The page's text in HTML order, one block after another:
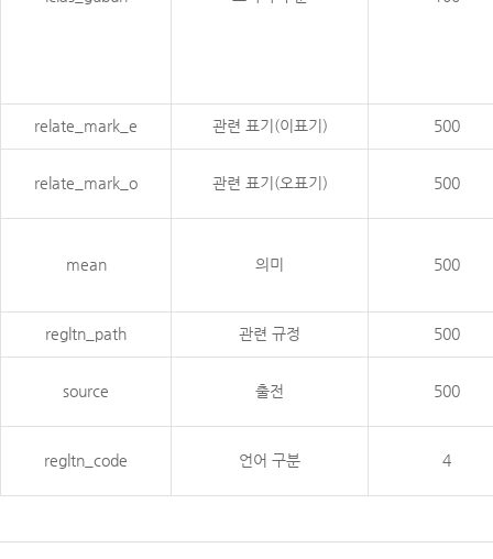
relate_mark_e 관련 표기(이표기) 500
relate_mark_o 관련 표기(오표기) 500
mean 의미 500
regltn_path 관련 규정 500
source 출전 500
regltn_code 언어 구분 4